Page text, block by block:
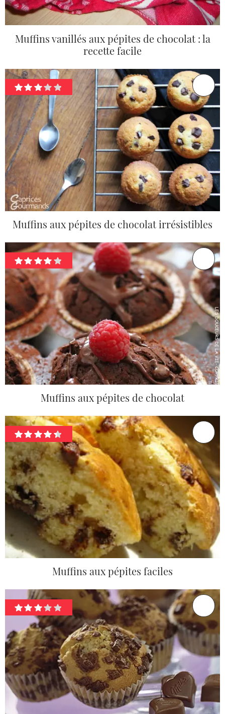
Muffins vanillés aux pépites de chocolat : la
recette facile
Muffins aux pépites de chocolat irrésistibles
Muffins aux pépites de chocolat
Muffins aux pépites faciles